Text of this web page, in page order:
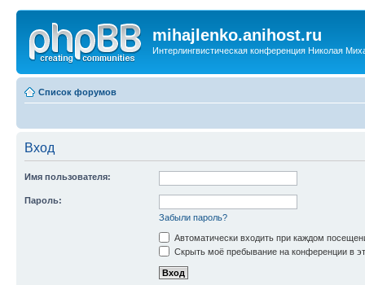
mihajlenko.anihost.ru
Интерлингвистическая конференция Николая
Список форумов
Вход
Имя пользователя:
Пароль:
Забыли пароль?
Автоматически входить при каждом
Скрыть моё пребывание на конференции в